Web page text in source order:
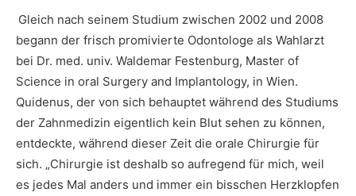
Gleich nach seinem Studium zwischen 2002 und 2008
begann der frisch promivierte Odontologe als Wahlarzt
bei Dr. med. univ. Waldemar Festenburg, Master of
Science in oral Surgery and Implantology, in Wien.
Quidenus, der von sich behauptet während des Studiums
der Zahnmedizin eigentlich kein Blut sehen zu können,
entdeckte, während dieser Zeit die orale Chirurgie für
sich. „Chirurgie ist deshalb so aufregend für mich, weil
es jedes Mal anders und immer ein bisschen Herzklopfen